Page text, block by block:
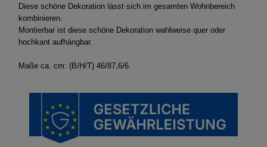
Diese schöne Dekoration lässt sich im gesamten Wohnbereich
kombinieren.
Montierbar ist diese schöne Dekoration wahlweise quer oder
hochkant aufhängbar.
Maße ca. cm: (B/H/T) 46/87,6/6.